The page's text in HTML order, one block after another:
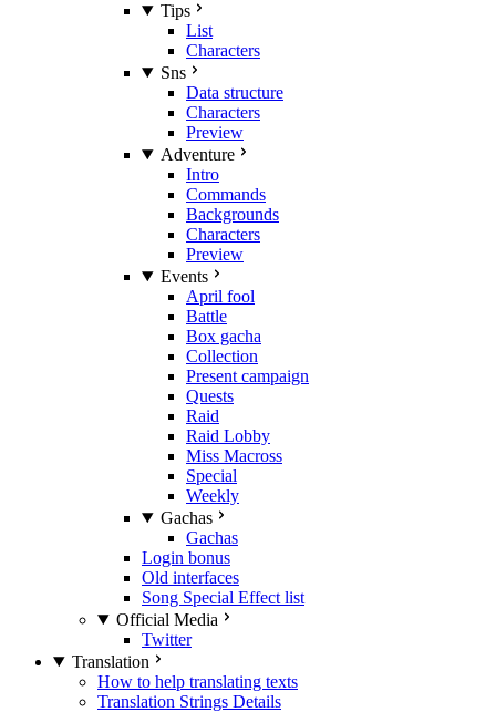
Tips
List
Characters
Sns
Data structure
Characters
Preview
Adventure
Intro
Commands
Backgrounds
Characters
Preview
Events
April fool
Battle
Box gacha
Collection
Present campaign
Quests
Raid
Raid Lobby
Miss Macross
Special
Weekly
Gachas
Gachas
Login bonus
Old interfaces
Song Special Effect list
Official Media
Twitter
Translation
How to help translating texts
Translation Strings Details